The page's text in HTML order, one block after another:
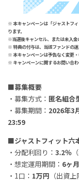
※ 本キャンペーンは「ジャストフ
ります。
※当選後キャンセル、または未入金
※ 特典の付与は、当該ファンドの
※ 本キャンペーンは予告なく変更・
※ キャンペーンに関するお問い合
■募集概要
・募集方式： 匿名組合
・募集期間： 2026年3
23:59
■ジャストフィット六
・分配利回り： 3.2％
・想定運用期間： 6ヶ
・1口： 1万円 （出資